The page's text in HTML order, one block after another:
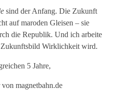
sind der Anfang. Die Zukunft
auf maroden Gleisen – sie
die Republik. Und ich arbeite
Zukunftsbild Wirklichkeit wird.
5 Jahre,
magnetbahn.de